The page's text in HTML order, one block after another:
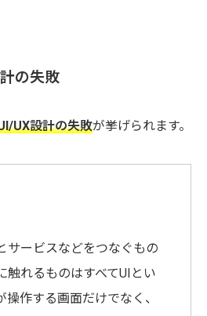
の失敗
UX設計の失敗が挙げられます。
サービスなどをつなぐもの
触れるものはすべてUIとい
操作する画面だけでなく、